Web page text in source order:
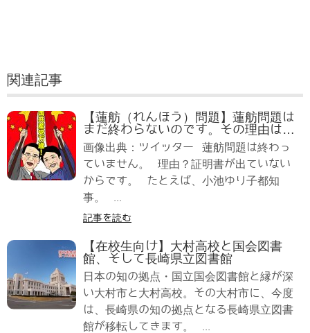
関連記事
【蓮舫（れんほう）問題】蓮舫問題は
まだ終わらないのです。その理由は…
画像出典：ツイッター 蓮舫問題は終わっ
ていません。 理由？証明書が出ていない
からです。 たとえば、小池ゆり子都知
事。 ...
記事を読む
【在校生向け】大村高校と国会図書
館、そして長崎県立図書館
日本の知の拠点・国立国会図書館と縁が深
い大村市と大村高校。その大村市に、今度
は、長崎県の知の拠点となる長崎県立図書
館が移転してきます。 ...